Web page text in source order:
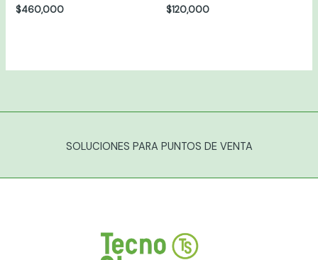
$460,000 $120,000
SOLUCIONES PARA PUNTOS DE VENTA